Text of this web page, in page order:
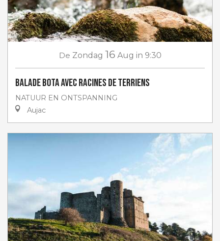
De Zondag 16 Aug in 9:30
Balade Bota avec Racines de Terriens
NATUUR EN ONTSPANNING
Aujac